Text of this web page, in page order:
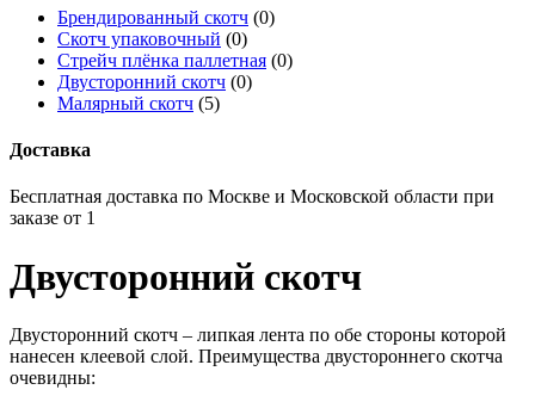
Брендированный скотч (0)
Скотч упаковочный (0)
Стрейч плёнка паллетная (0)
Двусторонний скотч (0)
Малярный скотч (5)
Доставка
Бесплатная доставка по Москве и Московской области при
заказе от 1
Двусторонний скотч
Двусторонний скотч – липкая лента по обе стороны которой
нанесен клеевой слой. Преимущества двустороннего скотча
очевидны: